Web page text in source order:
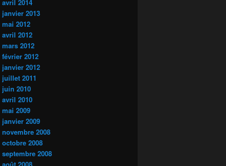
avril 2014
janvier 2013
mai 2012
avril 2012
mars 2012
février 2012
janvier 2012
juillet 2011
juin 2010
avril 2010
mai 2009
janvier 2009
novembre 2008
octobre 2008
septembre 2008